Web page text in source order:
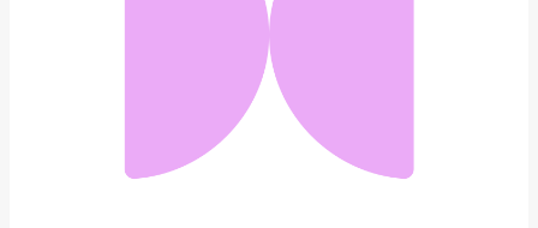
Кроссовки Zion Williamson x Air Jordan 1 Retro Low
OG Voodoo
36 241 ₽
Добавить в вишлист